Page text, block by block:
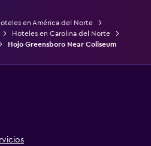
en América del Norte
Hoteles en Carolina del Norte
Hojo Greensboro Near Coliseum